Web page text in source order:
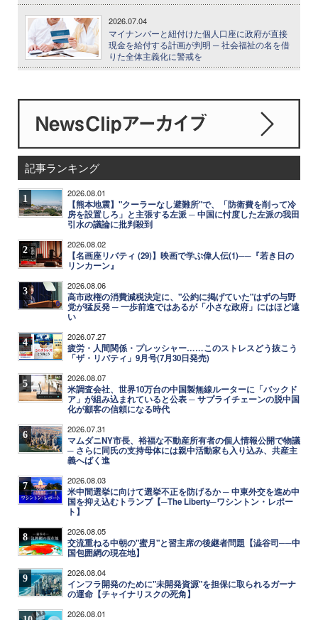
2026.07.04
マイナンバーと紐付けた個人口座に政府が直接
現金を給付する計画が判明 ─ 社会福祉の名を借
りた全体主義化に警戒を
記事ランキング
1 2026.08.01
【熊本地震】"クーラーなし避難所"で、「防衛費を削って冷
房を設置しろ」と主張する左派 ─ 中国に忖度した左派の我田
引水の議論に批判殺到
2 2026.08.02
【名画座リバティ (29)】映画で学ぶ偉人伝(1)──『若き日の
リンカーン』
3 2026.08.06
高市政権の消費減税決定に、"公約に掲げていた"はずの与野
党が猛反発 ─ 一歩前進ではあるが「小さな政府」にはほど遠
い
4 2026.07.27
疲労・人間関係・プレッシャー……このストレスどう抜こう
「ザ・リバティ」9月号(7月30日発売)
5 2026.08.07
米調査会社、世界10万台の中国製無線ルーターに「バックド
ア」が組み込まれていると公表 ─ サプライチェーンの脱中国
化が顧客の信頼になる時代
6 2026.07.31
マムダニNY市長、裕福な不動産所有者の個人情報公開で物議
─ さらに同氏の支持母体には親中活動家も入り込み、共産主
義へばく進
7 2026.08.03
米中間選挙に向けて選挙不正を防げるか ─ 中東外交を進め中
国を抑え込むトランプ【─The Liberty─ワシントン・レポー
ト】
8 2026.08.05
交流重ねる中朝の"蜜月"と習主席の後継者問題【澁谷司──中
国包囲網の現在地】
9 2026.08.04
インフラ開発のために"未開発資源"を担保に取られるガーナ
の運命【チャイナリスクの死角】
2026.08.01